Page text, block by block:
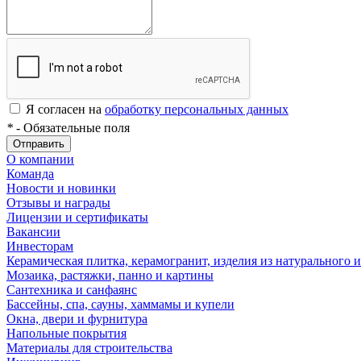
Я согласен на обработку персональных данных
* - Обязательные поля
Отправить
О компании
Команда
Новости и новинки
Отзывы и награды
Лицензии и сертификаты
Вакансии
Инвесторам
Керамическая плитка, керамогранит, изделия из натурального
Мозаика, растяжки, панно и картины
Сантехника и санфаянс
Бассейны, спа, сауны, хаммамы и купели
Окна, двери и фурнитура
Напольные покрытия
Материалы для строительства